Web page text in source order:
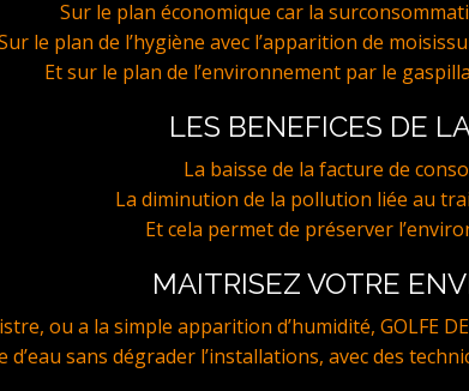
Sur le plan économique car la
le plan de l’hygiène avec l’apparition de
Et sur le plan de l’environnement par le
LES BENEFICES DE
La baisse de la facture de
La diminution de la pollution liée au
Et cela permet de préserver
MAITRISEZ VOTRE
ou a la simple apparition d’humidité, GOLFE
d’eau sans dégrader l’installations, avec des